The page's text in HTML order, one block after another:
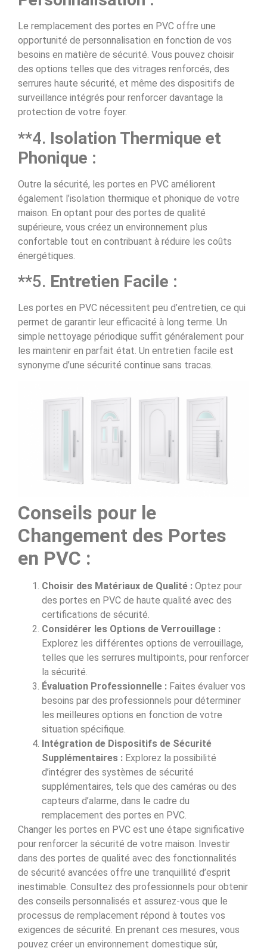
Le remplacement des portes en PVC offre une
opportunité de personnalisation en fonction de vos
besoins en matière de sécurité. Vous pouvez choisir
des options telles que des vitrages renforcés, des
serrures haute sécurité, et même des dispositifs de
surveillance intégrés pour renforcer davantage la
protection de votre foyer.
**4. Isolation Thermique et
Phonique :
Outre la sécurité, les portes en PVC améliorent
également l’isolation thermique et phonique de votre
maison. En optant pour des portes de qualité
supérieure, vous créez un environnement plus
confortable tout en contribuant à réduire les coûts
énergétiques.
**5. Entretien Facile :
Les portes en PVC nécessitent peu d’entretien, ce qui
permet de garantir leur efficacité à long terme. Un
simple nettoyage périodique suffit généralement pour
les maintenir en parfait état. Un entretien facile est
synonyme d’une sécurité continue sans tracas.
Conseils pour le
Changement des Portes
en PVC :
Choisir des Matériaux de Qualité : Optez pour
des portes en PVC de haute qualité avec des
certifications de sécurité.
Considérer les Options de Verrouillage :
Explorez les différentes options de verrouillage,
telles que les serrures multipoints, pour renforcer
la sécurité.
Évaluation Professionnelle : Faites évaluer vos
besoins par des professionnels pour déterminer
les meilleures options en fonction de votre
situation spécifique.
Intégration de Dispositifs de Sécurité
Supplémentaires : Explorez la possibilité
d’intégrer des systèmes de sécurité
supplémentaires, tels que des caméras ou des
capteurs d’alarme, dans le cadre du
remplacement des portes en PVC.
Changer les portes en PVC est une étape significative
pour renforcer la sécurité de votre maison. Investir
dans des portes de qualité avec des fonctionnalités
de sécurité avancées offre une tranquillité d’esprit
inestimable. Consultez des professionnels pour obtenir
des conseils personnalisés et assurez-vous que le
processus de remplacement répond à toutes vos
exigences de sécurité. En prenant ces mesures, vous
pouvez créer un environnement domestique sûr,